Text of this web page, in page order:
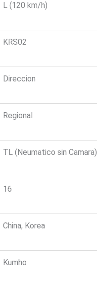
L (120 km/h)
KRS02
Direccion
Regional
TL (Neumatico sin Camara)
16
China, Korea
Kumho